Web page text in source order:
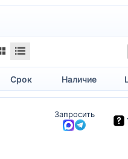
Срок Наличие
Запросить